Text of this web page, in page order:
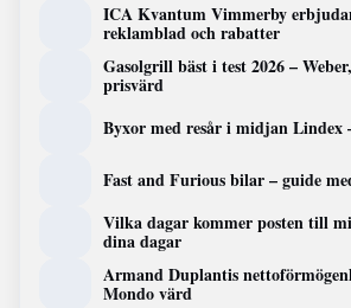
ICA Kvantum Vimmerby
reklamblad och rabatter
Gasolgrill bäst i test 2026 –
prisvärd
Byxor med resår i midjan Lindex
Fast and Furious bilar – guide
Vilka dagar kommer posten till
dina dagar
Armand Duplantis
Mondo värd